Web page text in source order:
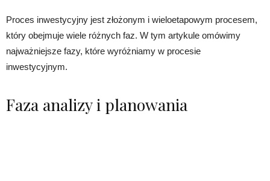
Proces inwestycyjny jest złożonym i wieloetapowym procesem,
który obejmuje wiele różnych faz. W tym artykule omówimy
najważniejsze fazy, które wyróżniamy w procesie
inwestycyjnym.
Faza analizy i planowania